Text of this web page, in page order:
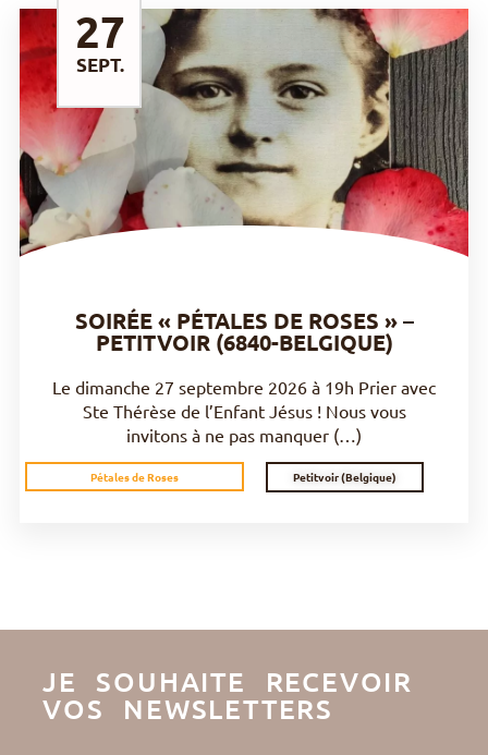
SEPT.
DÉCOUVRIR
SOIRÉE « PÉTALES DE ROSES » –
PETITVOIR (6840-BELGIQUE)
Le dimanche 27 septembre 2026 à 19h Prier avec
Ste Thérèse de l’Enfant Jésus ! Nous vous
invitons à ne pas manquer (…)
Pétales de Roses Petitvoir (Belgique)
27
JE SOUHAITE RECEVOIR
VOS NEWSLETTERS